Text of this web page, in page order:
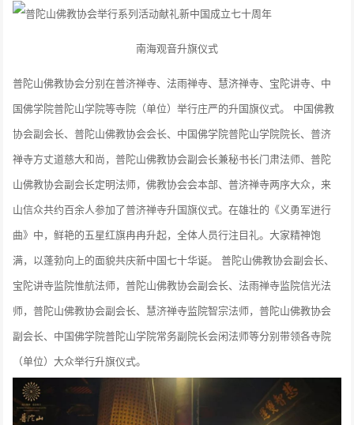
南海观音升旗仪式
普陀山佛教协会分别在普济禅寺、法雨禅寺、慧济禅寺、宝陀讲寺、中
国佛学院普陀山学院等寺院（单位）举行庄严的升国旗仪式。 中国佛教
协会副会长、普陀山佛教协会会长、中国佛学院普陀山学院院长、普济
禅寺方丈道慈大和尚，普陀山佛教协会副会长兼秘书长门肃法师、普陀
山佛教协会副会长定明法师，佛教协会会本部、普济禅寺两序大众，来
山信众共约百余人参加了普济禅寺升国旗仪式。在雄壮的《义勇军进行
曲》中，鲜艳的五星红旗冉冉升起，全体人员行注目礼。大家精神饱
满，以蓬勃向上的面貌共庆新中国七十华诞。 普陀山佛教协会副会长、
宝陀讲寺监院惟航法师，普陀山佛教协会副会长、法雨禅寺监院信光法
师，普陀山佛教协会副会长、慧济禅寺监院智宗法师，普陀山佛教协会
副会长、中国佛学院普陀山学院常务副院长会闲法师等分别带领各寺院
（单位）大众举行升旗仪式。